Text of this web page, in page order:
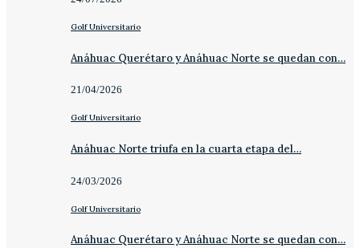
Golf Universitario
Anáhuac Querétaro y Anáhuac Norte se quedan con…
21/04/2026
Golf Universitario
Anáhuac Norte triufa en la cuarta etapa del…
24/03/2026
Golf Universitario
Anáhuac Querétaro y Anáhuac Norte se quedan con…